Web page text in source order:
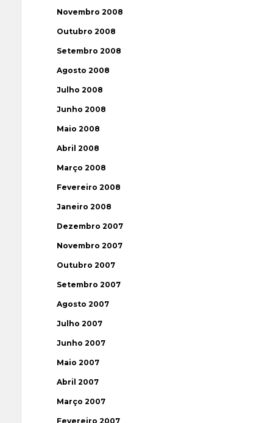
Novembro 2008
Outubro 2008
Setembro 2008
Agosto 2008
Julho 2008
Junho 2008
Maio 2008
Abril 2008
Março 2008
Fevereiro 2008
Janeiro 2008
Dezembro 2007
Novembro 2007
Outubro 2007
Setembro 2007
Agosto 2007
Julho 2007
Junho 2007
Maio 2007
Abril 2007
Março 2007
Fevereiro 2007